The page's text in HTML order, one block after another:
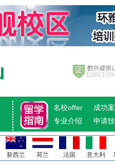
名校offer
成功
专业介绍
申请
新西兰 荷兰 法国 意大利